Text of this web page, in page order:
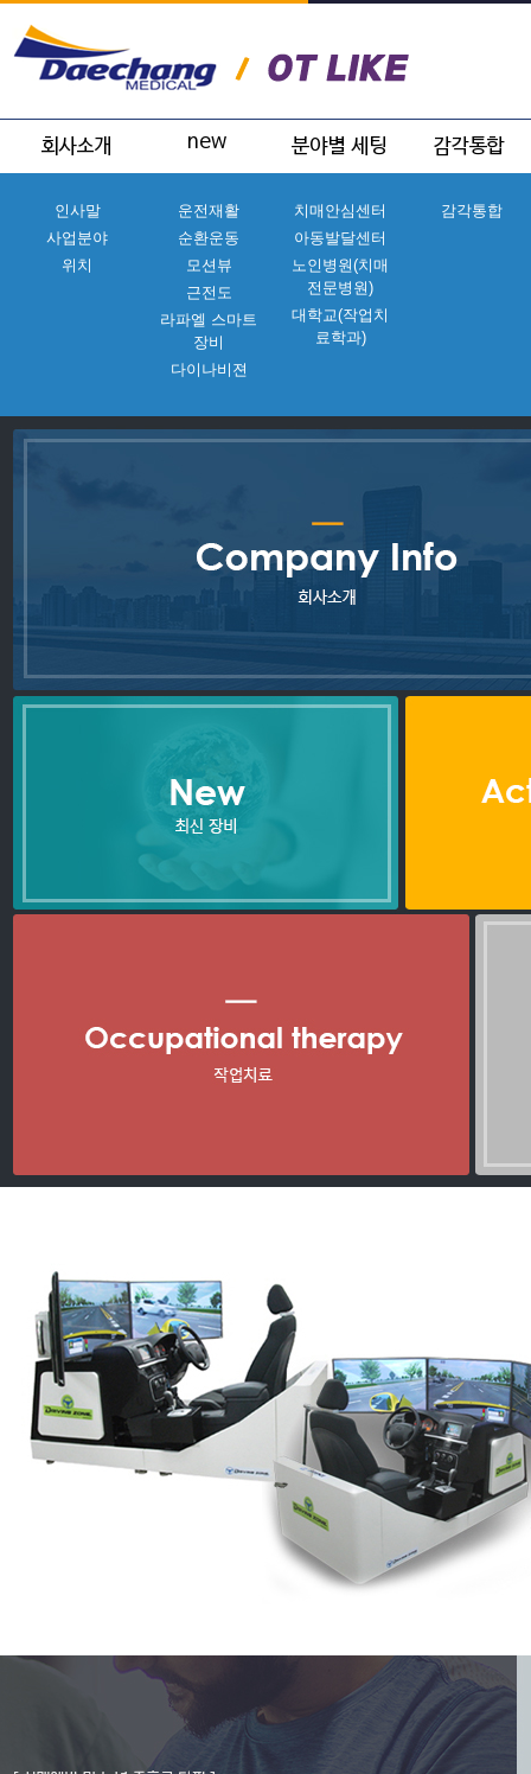
인사말
사업분야
위치
운전재활
순환운동
모션뷰
근전도
라파엘 스마트
장비
다이나비젼
치매안심센터
아동발달센터
노인병원(치매
전문병원)
대학교(작업치
료학과)
감각통합